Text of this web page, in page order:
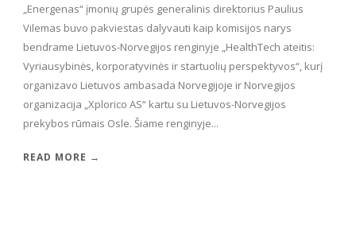
„Energenas“ įmonių grupės generalinis direktorius Paulius
Vilemas buvo pakviestas dalyvauti kaip komisijos narys
bendrame Lietuvos-Norvegijos renginyje „HealthTech ateitis:
Vyriausybinės, korporatyvinės ir startuolių perspektyvos“, kurį
organizavo Lietuvos ambasada Norvegijoje ir Norvegijos
organizacija „Xplorico AS“ kartu su Lietuvos-Norvegijos
prekybos rūmais Osle. Šiame renginyje...
READ MORE →